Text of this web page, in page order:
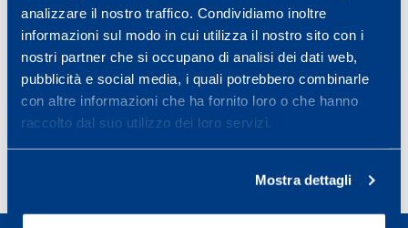
analizzare il nostro traffico. Condividiamo inoltre
informazioni sul modo in cui utilizza il nostro sito con i
nostri partner che si occupano di analisi dei dati web,
pubblicità e social media, i quali potrebbero combinarle
con altre informazioni che ha fornito loro o che hanno
raccolto dal suo utilizzo dei loro servizi.
Mostra dettagli
15 Settembre 2022 / ciclismo
NO PAIN NO GAIN? LE RELAZIONI TRA
QUANTITÀ E INTENSITÀ DI ALLENAMENTO
E I RECORD DI POTENZA NEL CICLISMO
PROFESSIONISTICO